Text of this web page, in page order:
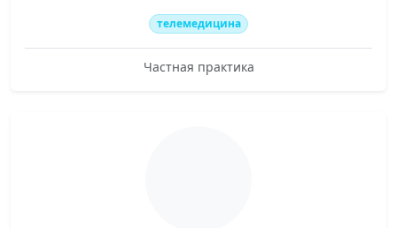
телемедицина
Частная практика